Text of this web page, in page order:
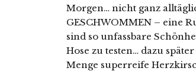
Morgen… nicht ganz
GESCHWOMMEN – eine
sind so unfassbare
Hose zu testen… dazu
Menge superreife